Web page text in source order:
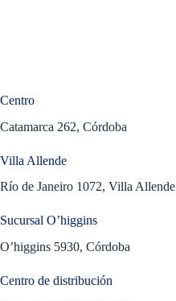
Centro
Catamarca 262, Córdoba
Villa Allende
Río de Janeiro 1072, Villa Allende
Sucursal O’higgins
O’higgins 5930, Córdoba
Centro de distribución